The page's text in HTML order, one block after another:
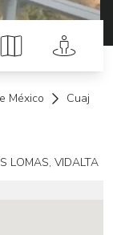
Mapa Street
México
LOMAS, VIDALTA